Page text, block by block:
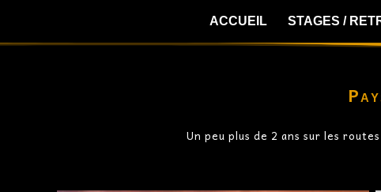
ACCUEIL STAGES /
Un peu plus de 2 ans sur les